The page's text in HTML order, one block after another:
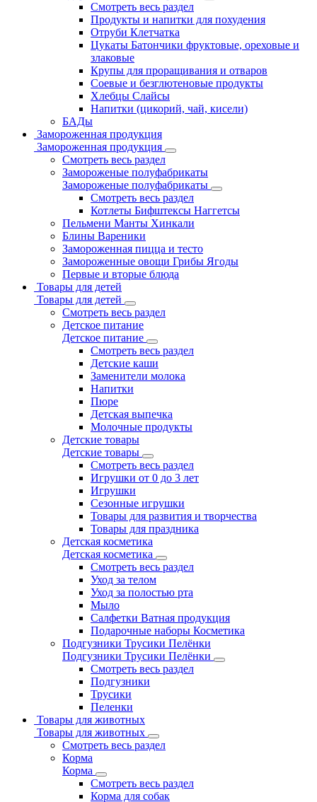
Смотреть весь раздел
Продукты и напитки для похудения
Отруби Клетчатка
Цукаты Батончики фруктовые, ореховые и
злаковые
Крупы для проращивания и отваров
Соевые и безглютеновые продукты
Хлебцы Слайсы
Напитки (цикорий, чай, кисели)
БАДы
Замороженная продукция
Замороженная продукция
Смотреть весь раздел
Замороженые полуфабрикаты
Замороженые полуфабрикаты
Смотреть весь раздел
Котлеты Бифштексы Наггетсы
Пельмени Манты Хинкали
Блины Вареники
Замороженная пицца и тесто
Замороженные овощи Грибы Ягоды
Первые и вторые блюда
Товары для детей
Товары для детей
Смотреть весь раздел
Детское питание
Детское питание
Смотреть весь раздел
Детские каши
Заменители молока
Напитки
Пюре
Детская выпечка
Молочные продукты
Детские товары
Детские товары
Смотреть весь раздел
Игрушки от 0 до 3 лет
Игрушки
Сезонные игрушки
Товары для развития и творчества
Товары для праздника
Детская косметика
Детская косметика
Смотреть весь раздел
Уход за телом
Уход за полостью рта
Мыло
Салфетки Ватная продукция
Подарочные наборы Косметика
Подгузники Трусики Пелёнки
Подгузники Трусики Пелёнки
Смотреть весь раздел
Подгузники
Трусики
Пеленки
Товары для животных
Товары для животных
Смотреть весь раздел
Корма
Корма
Смотреть весь раздел
Корма для собак